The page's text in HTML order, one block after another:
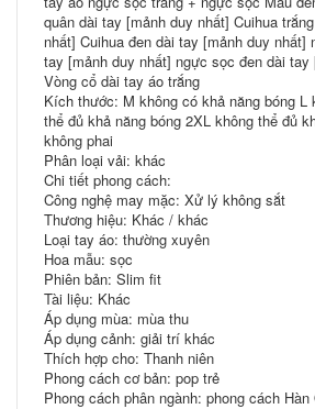
quân dài tay [mảnh duy nhất] Cuihua
nhất] Cuihua đen dài tay [mảnh duy nhất]
tay [mảnh duy nhất] ngực sọc đen dài tay
Vòng cổ dài tay áo trắng
Kích thước: M không có khả năng bóng L
thể đủ khả năng bóng 2XL không thể đủ
không phai
Phân loại vải: khác
Chi tiết phong cách:
Công nghệ may mặc: Xử lý không sắt
Thương hiệu: Khác / khác
Loại tay áo: thường xuyên
Hoa mẫu: sọc
Phiên bản: Slim fit
Tài liệu: Khác
Áp dụng mùa: mùa thu
Áp dụng cảnh: giải trí khác
Thích hợp cho: Thanh niên
Phong cách cơ bản: pop trẻ
Phong cách phân ngành: phong cách